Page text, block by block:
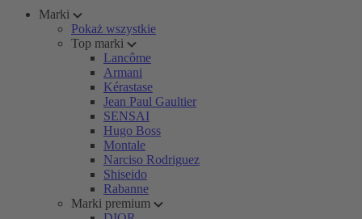
Marki
Pokaż wszystkie
Top marki
Lancôme
Armani
Kérastase
Jean Paul Gaultier
SENSAI
Hugo Boss
Montale
Narciso Rodriguez
Shiseido
Rabanne
Marki premium